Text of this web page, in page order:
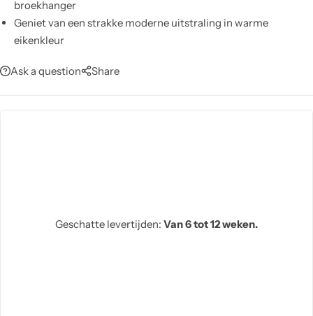
broekhanger
Geniet van een strakke moderne uitstraling in warme
eikenkleur
Biedt robuuste basis dankzij duurzame spaanplaatconstructie
Ask a question Share
Geschatte levertijden: Van 6 tot 12 weken.